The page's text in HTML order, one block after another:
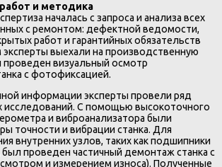
и методика
началась с запроса и анализа всех
с ремонтом: дефектной ведомости,
работ и гарантийных обязательств
выехали на производственную
визуальный осмотр
с фотофиксацией.
информации эксперты провели ряд
исследований. С помощью высокоточного
и виброанализатора были
точности и вибрации станка. Для
внутренних узлов, таких как подшипники
был проведен частичный демонтаж станка с
и измерением износа). Полученные